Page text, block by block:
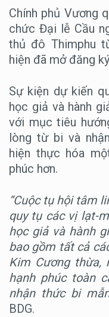
Chính phủ Vương
chức Đại lễ Cầu
thủ đô Thimphu
hiện đã mở đăng
Sự kiện dự kiến
học giả và hành
với mục tiêu
lòng từ bi và
hiện thực hóa
phúc hơn.
“Cuộc tụ hội tâm
quy tụ các vị lạt-
học giả và hành
bao gồm tất cả
Kim Cương thừa,
hạnh phúc toàn
nhận thức bi
BDG.